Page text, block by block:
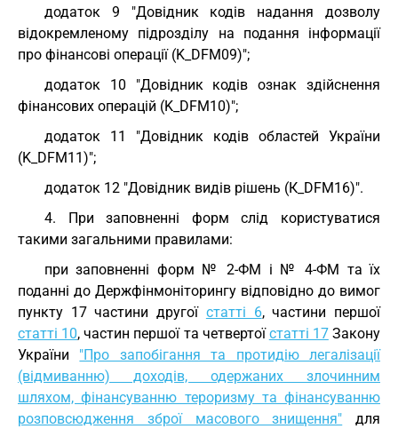
додаток 9 "Довідник кодів надання дозволу
відокремленому підрозділу на подання інформації
про фінансові операції (K_DFM09)";
додаток 10 "Довідник кодів ознак здійснення
фінансових операцій (K_DFM10)";
додаток 11 "Довідник кодів областей України
(K_DFM11)";
додаток 12 "Довідник видів рішень (К_DFM16)".
4. При заповненні форм слід користуватися
такими загальними правилами:
при заповненні форм № 2-ФМ і № 4-ФМ та їх
поданні до Держфінмоніторингу відповідно до вимог
пункту 17 частини другої статті 6, частини першої
статті 10, частин першої та четвертоїстатті 17Закону
України "Про запобігання та протидію легалізації
(відмиванню) доходів, одержаних злочинним
шляхом, фінансуванню тероризму та фінансуванню
розповсюдження зброї масового знищення" для